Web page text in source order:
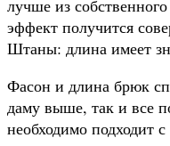
лучше из
эффект получится
Штаны: длина имеет
Фасон и длина брюк
даму выше, так и все
необходимо подходит